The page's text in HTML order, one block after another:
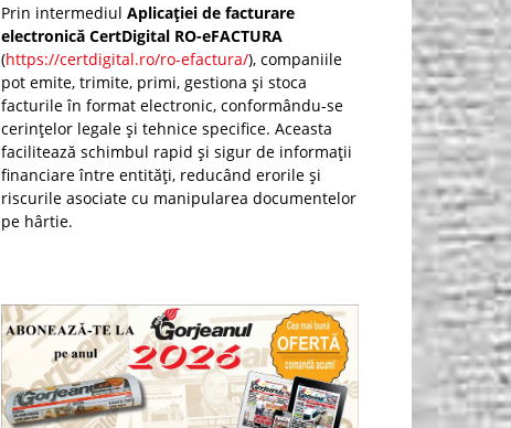
Prin intermediul Aplicației de facturare
electronică CertDigital RO-eFACTURA
(https://certdigital.ro/ro-efactura/), companiile
pot emite, trimite, primi, gestiona și stoca
facturile în format electronic, conformându-se
cerințelor legale și tehnice specifice. Aceasta
facilitează schimbul rapid și sigur de informații
financiare între entități, reducând erorile și
riscurile asociate cu manipularea documentelor
pe hârtie.